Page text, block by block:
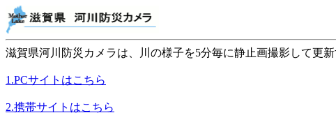
滋賀県河川防災カメラは、川の様子を5分毎に静止画撮影して更
1.PCサイトはこちら
2.携帯サイトはこちら